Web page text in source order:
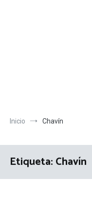
Inicio Chavín
Etiqueta:Chavín